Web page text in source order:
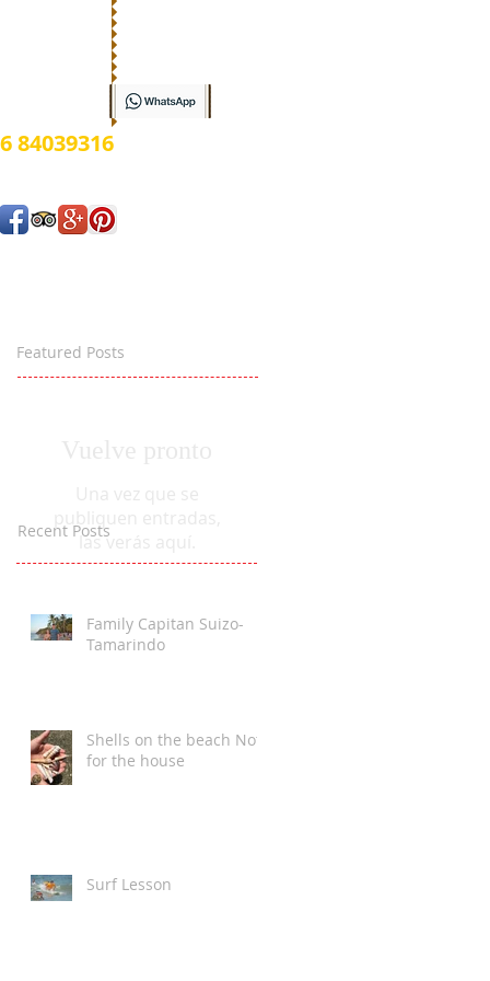
84039316
Featured Posts
Family Capitan Suizo-
Tamarindo
Shells on the beach Not
for the house
Surf Lesson
Recent Postslas verás aquí.